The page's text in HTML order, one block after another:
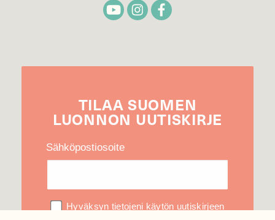
TILAA SUOMEN
LUONNON UUTIS­KIRJE
Sähköpostiosoite
Hyväksyn tietojeni käytön uutiskirjeen